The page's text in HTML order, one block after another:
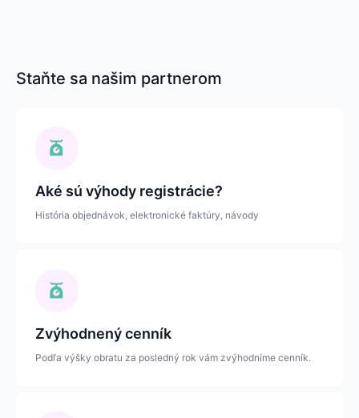
Staňte sa našim partnerom
Aké sú výhody registrácie?
História objednávok, elektronické faktúry, návody
Zvýhodnený cenník
Podľa výšky obratu za posledný rok vám zvýhodníme cenník.